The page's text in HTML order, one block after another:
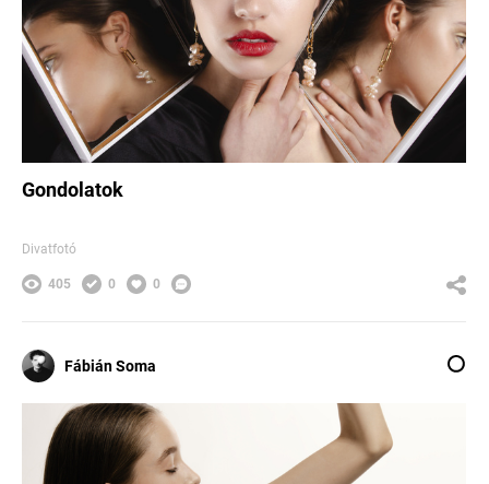
Gondolatok
Divatfotó
405 0 0
Fábián Soma